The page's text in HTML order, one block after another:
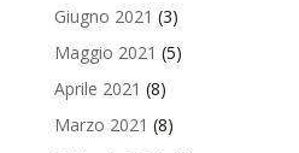
Giugno 2021 (3)
Maggio 2021 (5)
Aprile 2021 (8)
Marzo 2021 (8)